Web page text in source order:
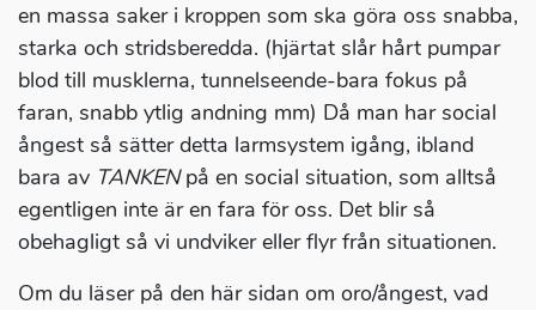
en massa saker i kroppen som ska göra oss snabba,
starka och stridsberedda. (hjärtat slår hårt pumpar
blod till musklerna, tunnelseende-bara fokus på
faran, snabb ytlig andning mm) Då man har social
ångest så sätter detta larmsystem igång, ibland
bara av TANKENpå en social situation, som alltså
egentligen inte är en fara för oss. Det blir så
obehagligt så vi undviker eller flyr från situationen.
Om du läser på den här sidan om oro/ångest, vad